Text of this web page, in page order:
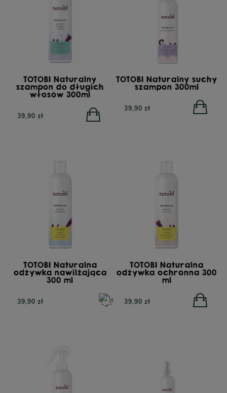
TOTOBI Naturalny
szampon do długich
włosów 300ml
39,90 zł
TOTOBI Naturalny suchy
szampon 300ml
39,90 zł
TOTOBI Naturalna
odżywka nawilżająca
300 ml
39,90 zł
TOTOBI Naturalna
odżywka ochronna 300
ml
39,90 zł